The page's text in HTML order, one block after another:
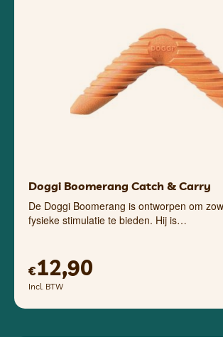
Doggi Boomerang Catch & Carry
De Doggi Boomerang is ontworpen om
fysieke stimulatie te bieden. Hij is…
€12,90
Incl. BTW